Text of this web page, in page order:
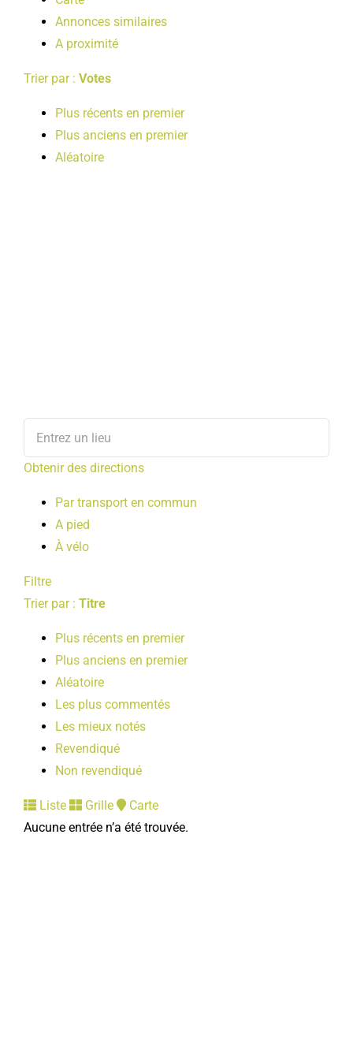
Annonces similaires
A proximité
Trier par : Votes
Plus récents en premier
Plus anciens en premier
Aléatoire
Obtenir des directions
Par transport en commun
A pied
À vélo
Filtre
Trier par : Titre
Plus récents en premier
Plus anciens en premier
Aléatoire
Les plus commentés
Les mieux notés
Revendiqué
Non revendiqué
Liste Grille
Carte
Aucune entrée n’a été trouvée.